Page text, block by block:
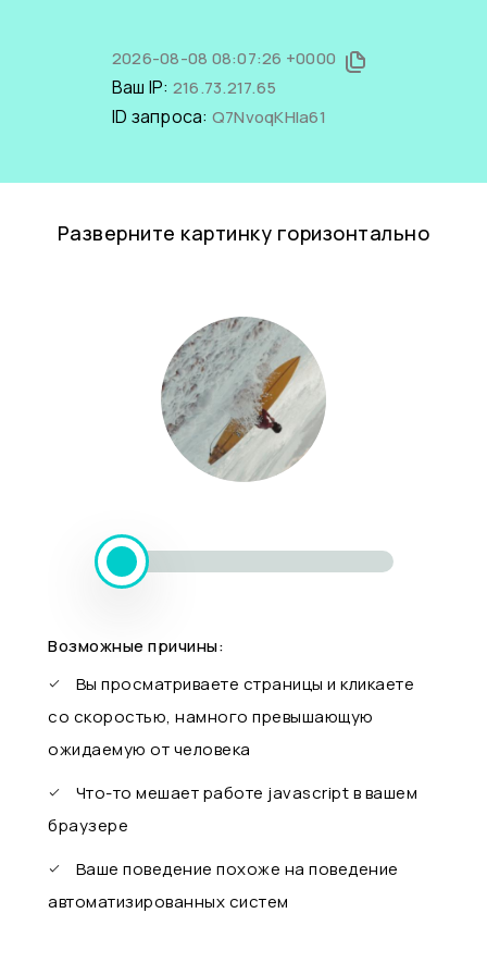
2026-08-08 08:07:26 +0000
Ваш IP: 216.73.217.65
ID запроса: Q7NvoqKHIa61
Разверните картинку горизонтально
Возможные причины:
Вы просматриваете страницы и кликаете
со скоростью, намного превышающую
ожидаемую от человека
Что-то мешает работе javascript в вашем
браузере
Ваше поведение похоже на поведение
автоматизированных систем